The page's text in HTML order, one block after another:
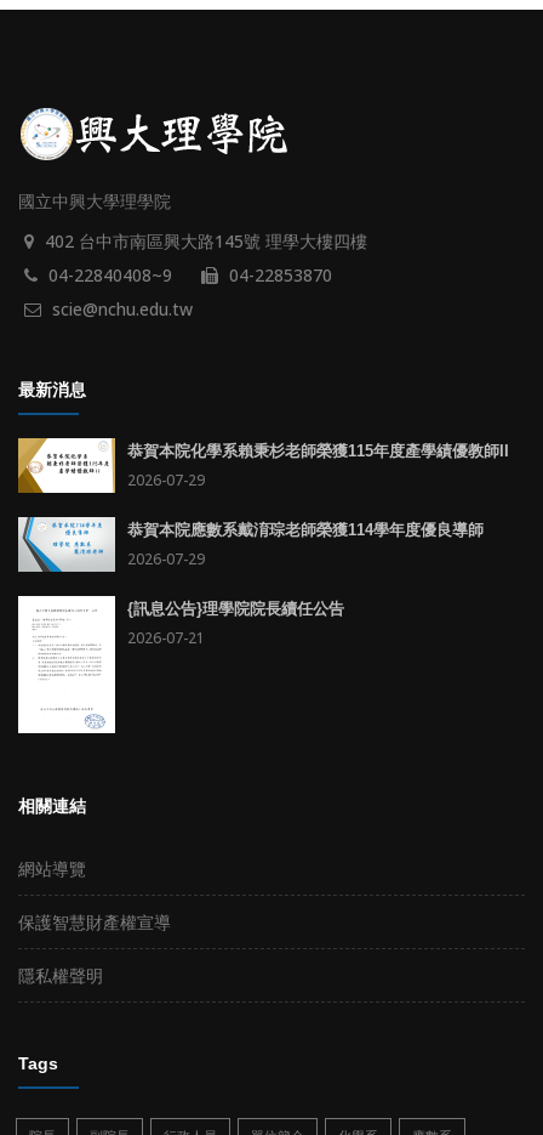
國立中興大學理學院
402 台中市南區興大路145號 理學大樓四樓
04-22840408~9
04-22853870
scie@nchu.edu.tw
最新消息
恭賀本院化學系賴秉杉老師榮獲115年度產學績優教師II
2026-07-29
恭賀本院應數系戴淯琮老師榮獲114學年度優良導師
2026-07-29
{訊息公告}理學院院長續任公告
2026-07-21
相關連結
網站導覽
保護智慧財產權宣導
隱私權聲明
Tags